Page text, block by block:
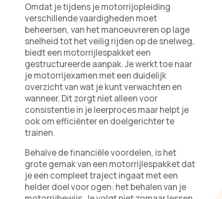
Omdat je tijdens je motorrijopleiding
verschillende vaardigheden moet
beheersen, van het manoeuvreren op lage
snelheid tot het veilig rijden op de snelweg,
biedt een motorrijlespakket een
gestructureerde aanpak. Je werkt toe naar
je motorrijexamen met een duidelijk
overzicht van wat je kunt verwachten en
wanneer. Dit zorgt niet alleen voor
consistentie in je leerproces maar helpt je
ook om efficiënter en doelgerichter te
trainen.
Behalve de financiële voordelen, is het
grote gemak van een motorrijlespakket dat
je een compleet traject ingaat met een
helder doel voor ogen: het behalen van je